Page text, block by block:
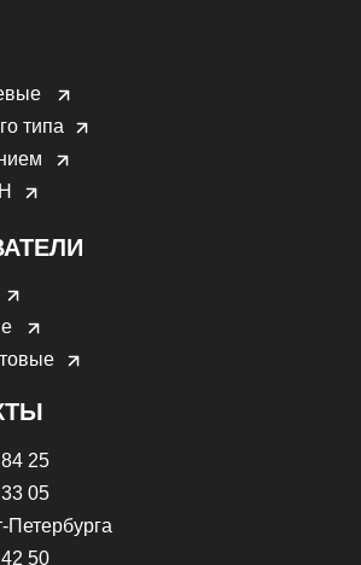
25
05
Петербурга
50
типа